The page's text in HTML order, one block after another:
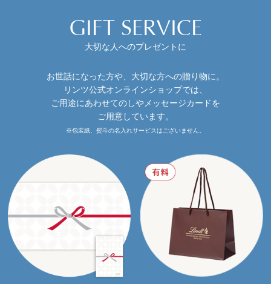
GIFT SERVICE
大切な人へのプレゼントに
お世話になった方や、大切な方への贈り物に。
リンツ公式オンラインショップでは、
ご用途にあわせてのしやメッセージカードを
ご用意しています。
※包装紙、熨斗の名入れサービスはございません。